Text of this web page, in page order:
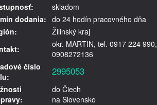
skladom
dodania: do 24 hodín pracovného dňa
Žilinský kraj
okr. MARTIN, tel. 0917 224 990,
0908272136
číslo
2995053
do Čiech
na Slovensko